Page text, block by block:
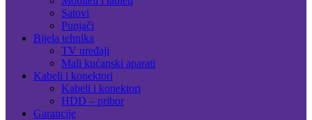
Satovi
Punjači
Bijela tehnika
TV uređaji
Mali kućanski aparati
Kabeli i konektori
Kabeli i konektori
HDD – pribor
Garancije